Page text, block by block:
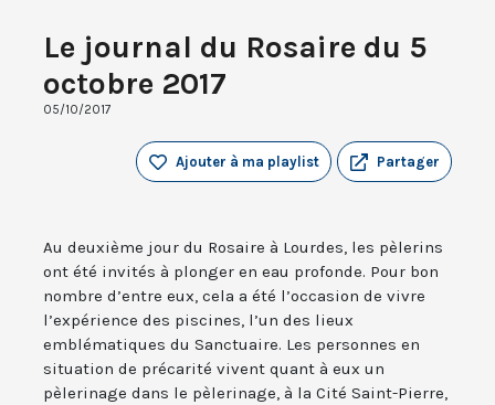
Le journal du Rosaire du 5
octobre 2017
05/10/2017
Partager
Ajouter à ma playlist
Au deuxième jour du Rosaire à Lourdes, les pèlerins
ont été invités à plonger en eau profonde. Pour bon
nombre d’entre eux, cela a été l’occasion de vivre
l’expérience des piscines, l’un des lieux
emblématiques du Sanctuaire. Les personnes en
situation de précarité vivent quant à eux un
pèlerinage dans le pèlerinage, à la Cité Saint-Pierre,